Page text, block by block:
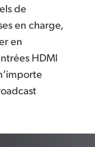
de
en charge,
en
HDMI